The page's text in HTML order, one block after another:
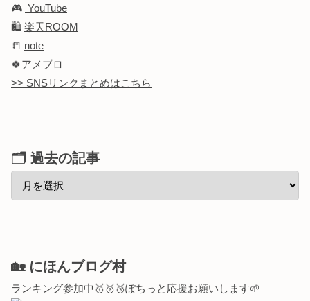
🎮 YouTube
🛍️ 楽天ROOM
📒 note
🍀アメブロ
>> SNSリンクまとめはこちら
🗂 過去の記事
🏡 にほんブログ村
ランキング参加中🥇🥈🥉ぽちっと応援お願いします🌱